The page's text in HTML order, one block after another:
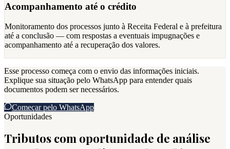
Acompanhamento até o crédito
Monitoramento dos processos junto à Receita Federal e à prefeitura
até a conclusão — com respostas a eventuais impugnações e
acompanhamento até a recuperação dos valores.
Esse processo começa com o envio das informações iniciais.
Explique sua situação pelo WhatsApp para entender quais
documentos podem ser necessários.
Começar pelo WhatsApp
Oportunidades
Tributos com oportunidade de análise